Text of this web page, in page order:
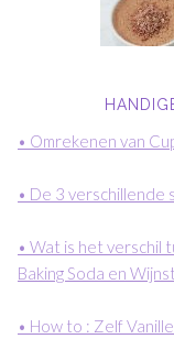
• Omrekenen van
• De 3
• Wat is het verschil
Baking Soda en
• How to : Zelf